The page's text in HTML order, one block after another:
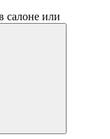
салоне или